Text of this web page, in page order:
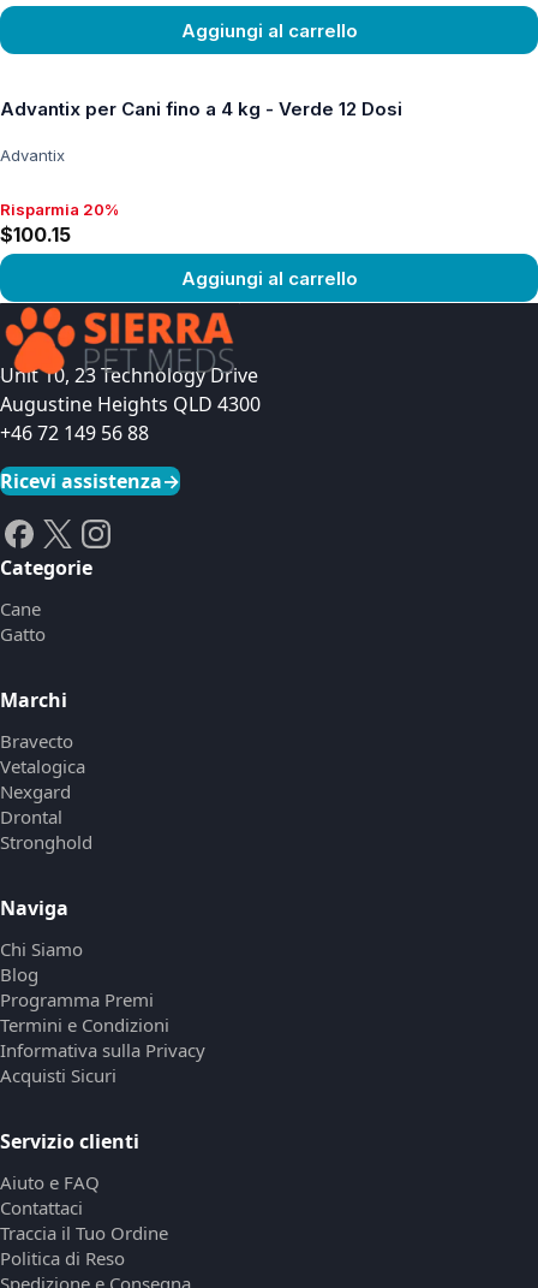
Aggiungi al carrello
Advantix per Cani fino a 4 kg - Verde 12 Dosi
Advantix
Risparmia 20%, $100.15
Risparmia 20%
$100.15
Aggiungi al carrello
Vedi prodotto
Unit 10, 23 Technology Drive
Augustine Heights QLD 4300
+46 72 149 56 88
Ricevi assistenza→
Categorie
Cane
Gatto
Marchi
Bravecto
Vetalogica
Nexgard
Drontal
Stronghold
Naviga
Chi Siamo
Blog
Programma Premi
Termini e Condizioni
Informativa sulla Privacy
Acquisti Sicuri
Servizio clienti
Aiuto e FAQ
Contattaci
Traccia il Tuo Ordine
Politica di Reso
Spedizione e Consegna